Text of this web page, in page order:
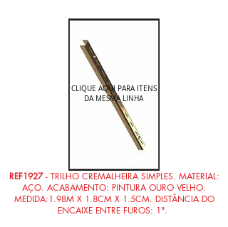
CLIQUE AQUI PARA ITENS
DA MESMA LINHA
REF1927- TRILHO CREMALHEIRA SIMPLES. MATERIAL:
AÇO. ACABAMENTO: PINTURA OURO VELHO.
MEDIDA:1.98M X 1.8CM X 1.5CM. DISTÂNCIA DO
ENCAIXE ENTRE FUROS: 1".